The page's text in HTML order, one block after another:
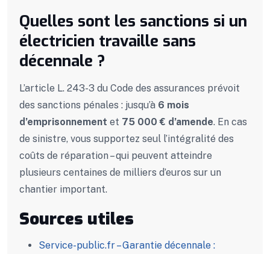
Quelles sont les sanctions si un
électricien travaille sans
décennale ?
L’article L. 243-3 du Code des assurances prévoit
des sanctions pénales : jusqu’à 6 mois
d’emprisonnement et 75 000 € d’amende. En cas
de sinistre, vous supportez seul l’intégralité des
coûts de réparation – qui peuvent atteindre
plusieurs centaines de milliers d’euros sur un
chantier important.
Sources utiles
Service-public.fr – Garantie décennale :